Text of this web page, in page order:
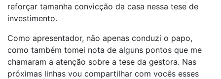
reforçar tamanha convicção da casa nessa tese de
investimento.
Como apresentador, não apenas conduzi o papo,
como também tomei nota de alguns pontos que me
chamaram a atenção sobre a tese da gestora. Nas
próximas linhas vou compartilhar com vocês esses